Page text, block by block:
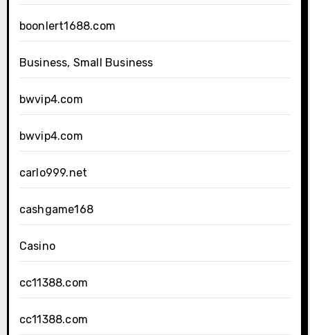
boonlert1688.com
Business, Small Business
bwvip4.com
bwvip4.com
carlo999.net
cashgame168
Casino
cc11388.com
cc11388.com